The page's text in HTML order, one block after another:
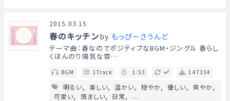
2015.03.15
春のキッチンby もっぴーさうんど
テーマ曲：春なのでポジティブなBGM・ジングル 春らし
くほんのり陽気な雰…
BGM 1Track 1:53 147334
明るい 楽しい 温かい 穏やか 優しい
爽やか
可愛い
慎ましい 日常 ...